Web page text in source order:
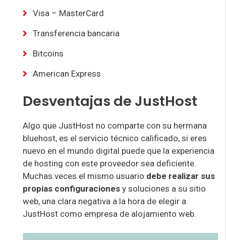
Visa – MasterCard
Transferencia bancaria
Bitcoins
American Express
Desventajas de JustHost
Algo que JustHost no comparte con su hermana
bluehost, es el servicio técnico calificado, si eres
nuevo en el mundo digital puede que la experiencia
de hosting con este proveedor sea deficiente.
Muchas veces el mismo usuario debe realizar sus
propias configuraciones y soluciones a su sitio
web, una clara negativa a la hora de elegir a
JustHost como empresa de alojamiento web.